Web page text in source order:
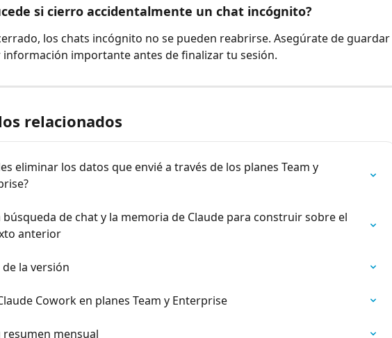
si cierro accidentalmente un chat incógnito?
los chats incógnito no se pueden reabrirse. Asegúrate de guardar
información importante antes de finalizar tu sesión.
relacionados
eliminar los datos que envié a través de los planes Team y
búsqueda de chat y la memoria de Claude para construir sobre el
anterior
la versión
Cowork en planes Team y Enterprise
resumen mensual